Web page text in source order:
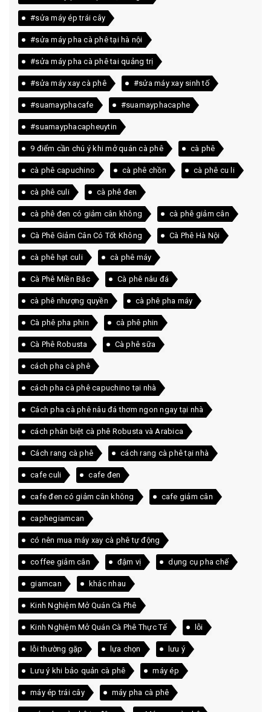
#sửa máy ép trái cây
#sửa máy pha cà phê tại hà nội
#sửa máy pha cà phê tai quảng trị
#sửa máy xay cà phê #sửa máy xay sinh tố
#suamayphacafe #suamayphacaphe
#suamayphacapheuytin
9 điểm cần chú ý khi mở quán cà phê cà phê
cà phê capuchino cà phê chồn cà phê cu li
cà phê culi cà phê đen
cà phê đen có giảm cân không cà phê giảm cân
Cà Phê Giảm Cân Có Tốt Không Cà Phê Hà Nội
cà phê hạt culi cà phê máy
Cà Phê Miền Bắc Cà phê nâu đá
cà phê nhượng quyền cà phê pha máy
Cà phê pha phin cà phê phin
Cà Phê Robusta Cà phê sữa
cách pha cà phê
cách pha cà phê capuchino tại nhà
Cách pha cà phê nâu đá thơm ngon ngay tại nhà
cách phân biệt cà phê Robusta và Arabica
Cách rang cà phê cách rang cà phê tại nhà
cafe culi cafe đen
cafe đen có giảm cân không cafe giảm cân
caphegiamcan
có nên mua máy xay cà phê tự động
coffee giảm cân đậm vị dụng cụ pha chế
giamcan khác nhau
Kinh Nghiệm Mở Quán Cà Phê
Kinh Nghiệm Mở Quán Cà Phê Thực Tế lỗi
lỗi thường gặp lựa chọn lưu ý
Lưu ý khi bảo quản cà phê máy ép
máy ép trái cây máy pha cà phê